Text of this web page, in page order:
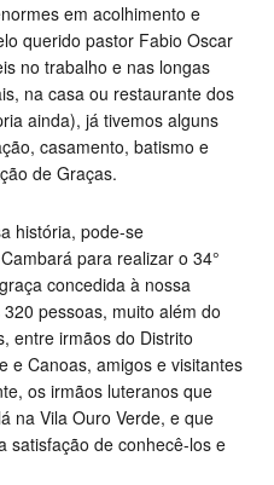
em acolhimento e
querido pastor Fabio Oscar
no trabalho e nas longas
na casa ou restaurante dos
ainda), já tivemos alguns
casamento, batismo e
de Graças.
história, pode-se
para realizar o 34°
concedida à nossa
pessoas, muito além do
entre irmãos do Distrito
e Canoas, amigos e visitantes
os irmãos luteranos que
na Vila Ouro Verde, e que
satisfação de conhecê-los e